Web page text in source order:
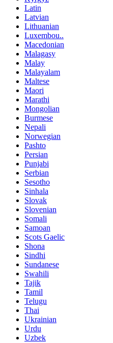
Latin
Latvian
Lithuanian
Luxembou..
Macedonian
Malagasy
Malay
Malayalam
Maltese
Maori
Marathi
Mongolian
Burmese
Nepali
Norwegian
Pashto
Persian
Punjabi
Serbian
Sesotho
Sinhala
Slovak
Slovenian
Somali
Samoan
Scots Gaelic
Shona
Sindhi
Sundanese
Swahili
Tajik
Tamil
Telugu
Thai
Ukrainian
Urdu
Uzbek